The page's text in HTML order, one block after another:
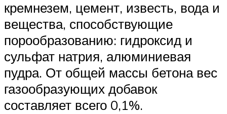
кремнезем, цемент, известь, вода и
вещества, способствующие
порообразованию: гидроксид и
сульфат натрия, алюминиевая
пудра. От общей массы бетона вес
газообразующих добавок
составляет всего 0,1%.